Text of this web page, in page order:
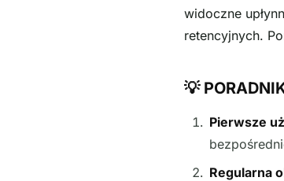
widoczne
retencyjnych.
💡
Pierwsze
Regularna